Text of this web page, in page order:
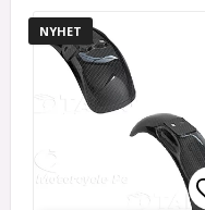
NYHET